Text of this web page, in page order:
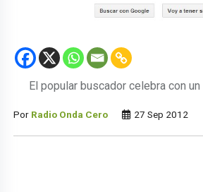
El popular buscador celebra con
Por Radio Onda Cero 27 Sep 2012